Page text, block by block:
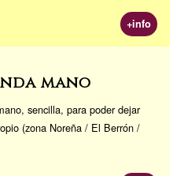
+info
mano
sencilla, para poder dejar
(zona Noreña / El Berrón /